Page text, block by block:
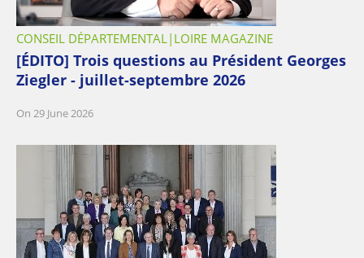
CONSEIL DÉPARTEMENTAL LOIRE MAGAZINE
[ÉDITO] Trois questions au Président Georges
Ziegler - juillet-septembre 2026
On 29 June 2026